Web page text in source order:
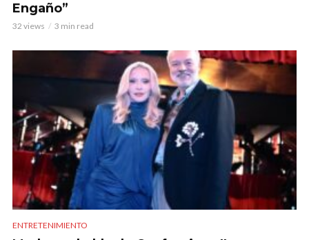
Engaño”
32 views 3 min read
ENTRETENIMIENTO